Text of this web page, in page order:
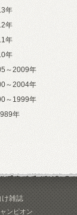
年
年
年
年
～2009年
～2004年
～1999年
年
け雑誌
ンピオン